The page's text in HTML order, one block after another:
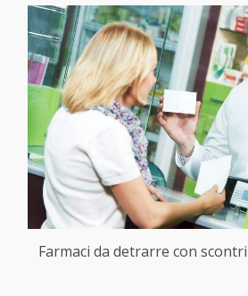
Farmaci da detrarre con